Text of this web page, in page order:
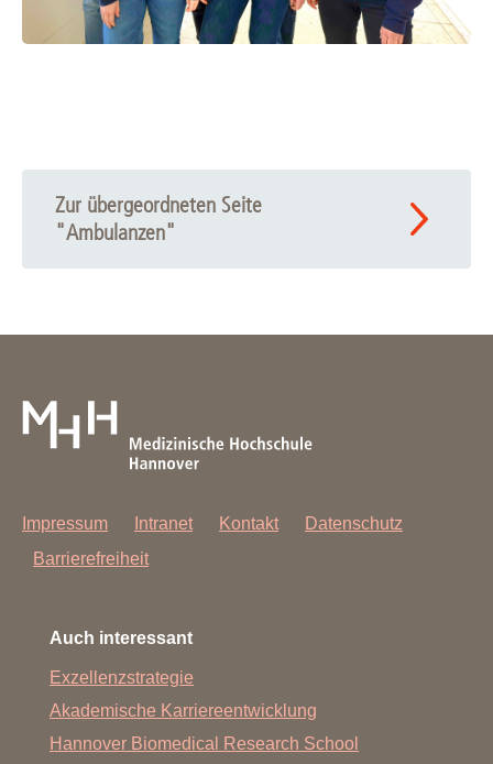
Zur übergeordneten Seite
"Ambulanzen"
Impressum Intranet Kontakt
Datenschutz
Barrierefreiheit
Auch interessant
Exzellenzstrategie
Akademische Karriereentwicklung
Hannover Biomedical Research School